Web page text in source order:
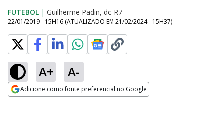
FUTEBOL | Guilherme Padin, do R7
22/01/2019 - 15H16 (ATUALIZADO EM 21/02/2024 - 15H37)
A+ A-
Adicione como fonte preferencial no Google